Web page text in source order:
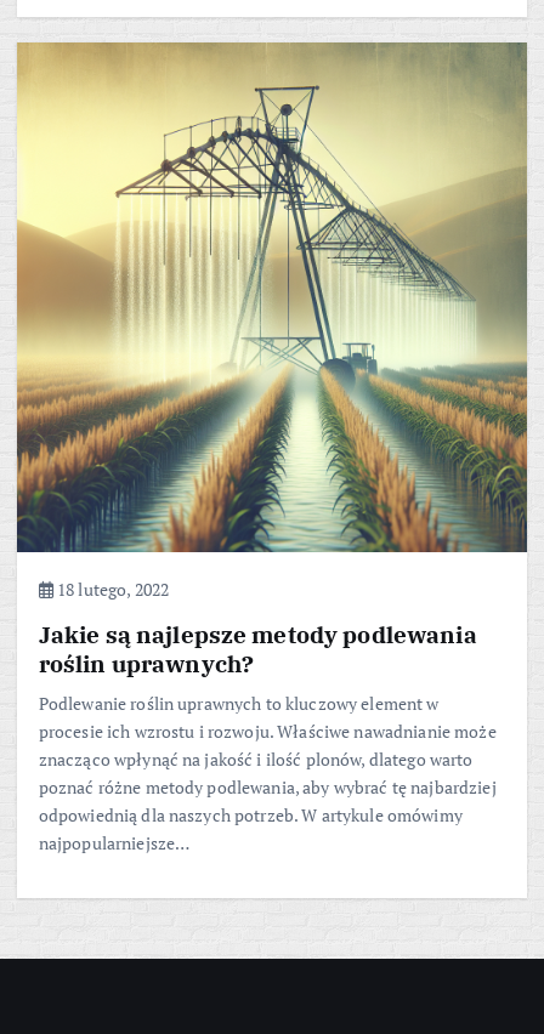
18 lutego, 2022
Jakie są najlepsze metody podlewania
roślin uprawnych?
Podlewanie roślin uprawnych to kluczowy element w
procesie ich wzrostu i rozwoju. Właściwe nawadnianie może
znacząco wpłynąć na jakość i ilość plonów, dlatego warto
poznać różne metody podlewania, aby wybrać tę najbardziej
odpowiednią dla naszych potrzeb. W artykule omówimy
najpopularniejsze…